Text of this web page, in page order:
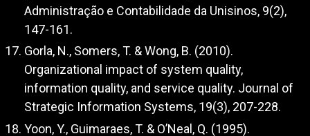
Administração e Contabilidade da Unisinos, 9(2),
147-161.
Gorla, N., Somers, T. & Wong, B. (2010).
Organizational impact of system quality,
information quality, and service quality. Journal of
Strategic Information Systems, 19(3), 207-228.
Yoon, Y., Guimaraes, T. & O’Neal, Q. (1995).